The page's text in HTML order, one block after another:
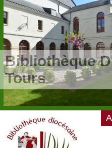
/**/
Bibliothèque
Tours